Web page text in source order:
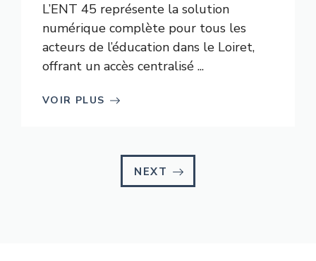
L’ENT 45 représente la solution
numérique complète pour tous les
acteurs de l’éducation dans le Loiret,
offrant un accès centralisé ...
VOIR PLUS
NEXT